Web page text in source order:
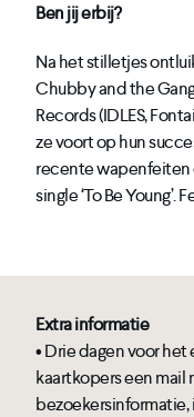
Ben jij erbij?
Na het stilletjes
Chubby and the
Records (IDLES,
ze voort op hun
recente wapenfeiten
single ‘To Be Young’.
Extra informatie
• Drie dagen voor
kaartkopers een mail